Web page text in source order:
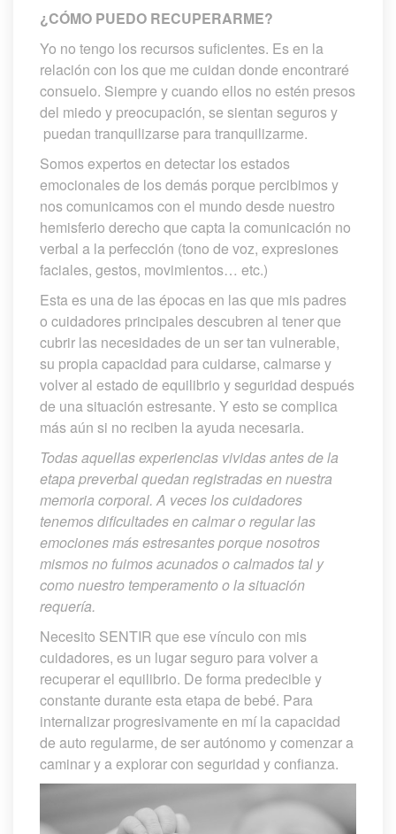
¿CÓMO PUEDO RECUPERARME?
Yo no tengo los recursos suficientes. Es en la
relación con los que me cuidan donde encontraré
consuelo. Siempre y cuando ellos no estén presos
del miedo y preocupación, se sientan seguros y
puedan tranquilizarse para tranquilizarme.
Somos expertos en detectar los estados
emocionales de los demás porque percibimos y
nos comunicamos con el mundo desde nuestro
hemisferio derecho que capta la comunicación no
verbal a la perfección (tono de voz, expresiones
faciales, gestos, movimientos… etc.)
Esta es una de las épocas en las que mis padres
o cuidadores principales descubren al tener que
cubrir las necesidades de un ser tan vulnerable,
u propia capacidad para cuidarse, calmarse y
volver al estado de equilibrio y seguridad después
de una situación estresante. Y esto se complica
más aún si no reciben la ayuda necesaria.
Todas aquellas experiencias vividas antes de la
etapa preverbal quedan registradas en nuestra
memoria corporal. A veces los cuidadores
tenemos dificultades en calmar o regular las
emociones más estresantes porque nosotros
mismos no fuimos acunados o calmados tal y
como nuestro temperamento o la situación
requería.
Necesito SENTIR que ese vínculo con mis
cuidadores, es un lugar seguro para volver a
recuperar el equilibrio. De forma predecible y
constante durante esta etapa de bebé. Para
internalizar progresivamente en mí la capacidad
de auto regularme, de ser autónomo y comenzar a
caminar y a explorar con seguridad y confianza.